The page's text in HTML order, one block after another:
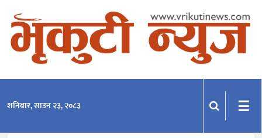
समाचार
शनिबार, साउन २३, २०८३ ☰